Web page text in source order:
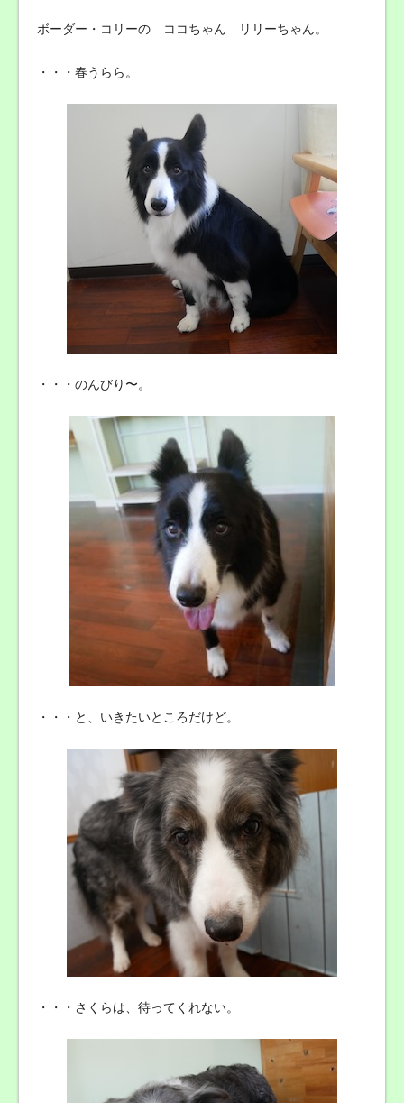
ボーダー・コリーの ココちゃん リリーちゃん。
・・・春うらら。
・・・のんびり〜。
・・・と、いきたいところだけど。
・・・さくらは、待ってくれない。